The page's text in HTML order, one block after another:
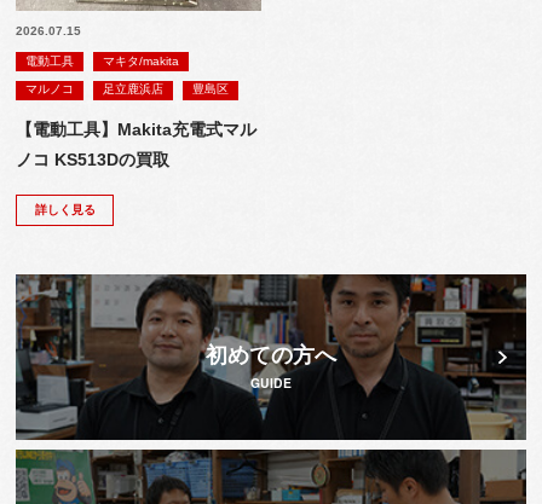
2026.07.15
電動工具 マキタ/makita
マルノコ 足立鹿浜店 豊島区
【電動工具】Makita充電式マル
ノコ KS513Dの買取
詳しく見る
初めての方へ
GUIDE